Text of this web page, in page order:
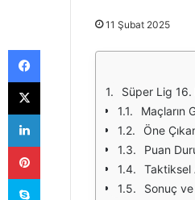
11 Şubat 2025
Süper Lig 16.
Maçların
Öne
Puan
Taktiksel
Sonuç
Facebook
X
LinkedIn
Pinterest
Skype